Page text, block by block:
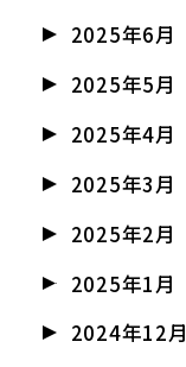
2025年6月
2025年5月
2025年4月
2025年3月
2025年2月
2025年1月
2024年12月